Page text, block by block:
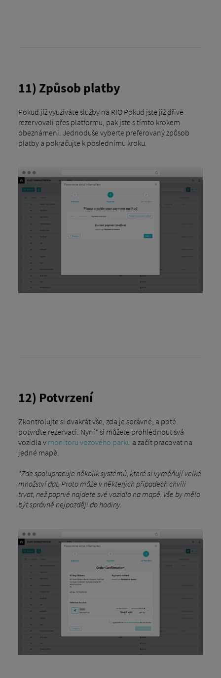
11) Způsob platby
Pokud již využíváte služby na RIO Pokud jste již dříve
rezervovali přes platformu, pak jste s tímto krokem
obeznámeni. Jednoduše vyberte preferovaný způsob
platby a pokračujte k poslednímu kroku.
12) Potvrzení
Zkontrolujte si dvakrát vše, zda je správné, a poté
potvrďte rezervaci. Nyní* si můžete prohlédnout svá
vozidla v monitoru vozového parku a začít pracovat na
jedné mapě.
*Zde spolupracuje několik systémů, které si vyměňují velké
množství dat. Proto může v některých případech chvíli
trvat, než poprvé najdete své vozidlo na mapě. Vše by mělo
být správně nejpozději do hodiny.